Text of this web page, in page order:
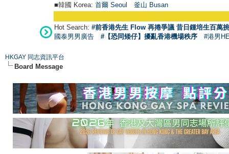
■韓國 Korea: 首爾 Seoul 釜山 Busan
Hot Search: #前香港先生 Flow 再捲爭議 昔日鍾培生百萬
國泰男男廣告
#【恐同矮仔】擾亂香港機場秩序 #港男
HKGAY 同志資訊平台
Board Message